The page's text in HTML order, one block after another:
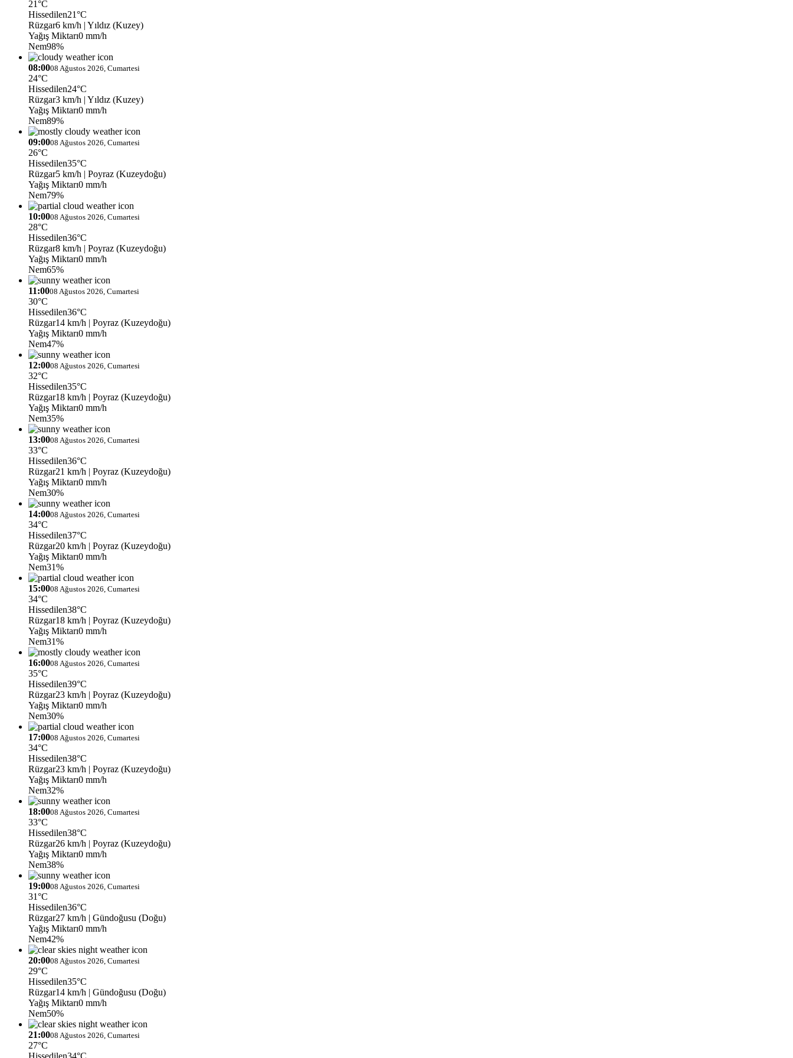
21°C
Hissedilen21°C
Rüzgar6 km/h | Yıldız (Kuzey)
Yağış Miktarı0 mm/h
Nem98%
08:0008 Ağustos 2026, Cumartesi
24°C
Hissedilen24°C
Rüzgar3 km/h | Yıldız (Kuzey)
Yağış Miktarı0 mm/h
Nem89%
09:0008 Ağustos 2026, Cumartesi
26°C
Hissedilen35°C
Rüzgar5 km/h | Poyraz (Kuzeydoğu)
Yağış Miktarı0 mm/h
Nem79%
10:0008 Ağustos 2026, Cumartesi
28°C
Hissedilen36°C
Rüzgar8 km/h | Poyraz (Kuzeydoğu)
Yağış Miktarı0 mm/h
Nem65%
11:0008 Ağustos 2026, Cumartesi
30°C
Hissedilen36°C
Rüzgar14 km/h | Poyraz (Kuzeydoğu)
Yağış Miktarı0 mm/h
Nem47%
12:0008 Ağustos 2026, Cumartesi
32°C
Hissedilen35°C
Rüzgar18 km/h | Poyraz (Kuzeydoğu)
Yağış Miktarı0 mm/h
Nem35%
13:0008 Ağustos 2026, Cumartesi
33°C
Hissedilen36°C
Rüzgar21 km/h | Poyraz (Kuzeydoğu)
Yağış Miktarı0 mm/h
Nem30%
14:0008 Ağustos 2026, Cumartesi
34°C
Hissedilen37°C
Rüzgar20 km/h | Poyraz (Kuzeydoğu)
Yağış Miktarı0 mm/h
Nem31%
15:0008 Ağustos 2026, Cumartesi
34°C
Hissedilen38°C
Rüzgar18 km/h | Poyraz (Kuzeydoğu)
Yağış Miktarı0 mm/h
Nem31%
16:0008 Ağustos 2026, Cumartesi
35°C
Hissedilen39°C
Rüzgar23 km/h | Poyraz (Kuzeydoğu)
Yağış Miktarı0 mm/h
Nem30%
17:0008 Ağustos 2026, Cumartesi
34°C
Hissedilen38°C
Rüzgar23 km/h | Poyraz (Kuzeydoğu)
Yağış Miktarı0 mm/h
Nem32%
18:0008 Ağustos 2026, Cumartesi
33°C
Hissedilen38°C
Rüzgar26 km/h | Poyraz (Kuzeydoğu)
Yağış Miktarı0 mm/h
Nem38%
19:0008 Ağustos 2026, Cumartesi
31°C
Hissedilen36°C
Rüzgar27 km/h | Gündoğusu (Doğu)
Yağış Miktarı0 mm/h
Nem42%
20:0008 Ağustos 2026, Cumartesi
29°C
Hissedilen35°C
Rüzgar14 km/h | Gündoğusu (Doğu)
Yağış Miktarı0 mm/h
Nem50%
21:0008 Ağustos 2026, Cumartesi
27°C
Hissedilen34°C